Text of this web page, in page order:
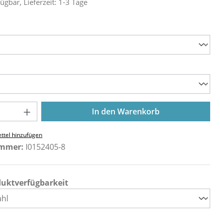
Anzahl: Gib den gewünschten Wert
In den Warenkorb
hinzufügen
I0152405-8